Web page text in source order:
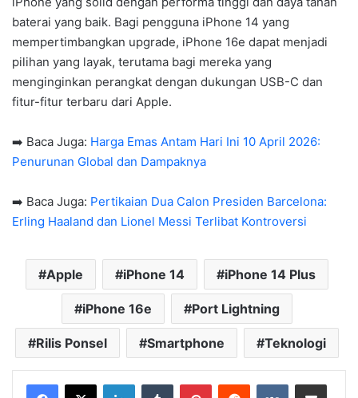
baterai yang baik. Bagi pengguna iPhone 14 yang
mempertimbangkan upgrade, iPhone 16e dapat menjadi
pilihan yang layak, terutama bagi mereka yang
menginginkan perangkat dengan dukungan USB-C dan
fitur-fitur terbaru dari Apple.
➡️ Baca Juga: Harga Emas Antam Hari Ini 10 April 2026:
Penurunan Global dan Dampaknya
➡️ Baca Juga: Pertikaian Dua Calon Presiden Barcelona:
Erling Haaland dan Lionel Messi Terlibat Kontroversi
Apple iPhone 14 iPhone 14 Plus
iPhone 16e Port Lightning
Rilis Ponsel Smartphone Teknologi
LinkedInTumblr PinterestReddit VKontakteShare via Email